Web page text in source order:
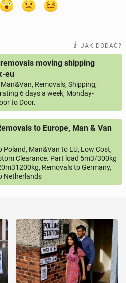
JAK DODAĆ?
moving shipping
eu
Removals, Shipping,
6 days a week, Monday-
to Door.
to Europe, Man & Van
Poland, Man&Van to EU, Low Cost,
Clearance. Part load 5m3/300kg
Removals to Germany,
Netherlands